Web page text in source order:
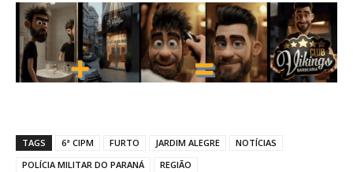
TAGS 6ª CIPM FURTO JARDIM ALEGRE
NOTÍCIAS
POLÍCIA MILITAR DO PARANÁ
REGIÃO